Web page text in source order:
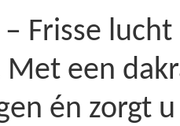
– Frisse
een
én zorgt